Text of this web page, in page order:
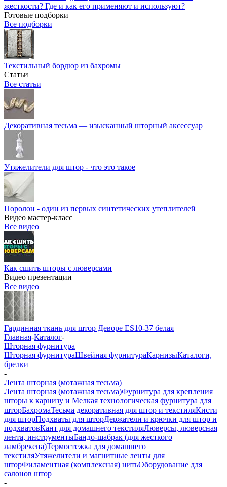
жесткости? Где и как его применяют и используют?
Готовые подборки
Все подборки
Текстильный бордюр из бахромы
Статьи
Все статьи
Декоративная тесьма — изысканный шторный аксессуар
Утяжелители для штор - что это такое
Поролон - один из первых синтетических утеплителей
Видео мастер-класс
Все видео
Как сшить шторы с люверсами
Видео презентации
Все видео
Гардинная ткань для штор Деворе ES10-37 белая
Главная-Каталог-
Шторная фурнитура
Шторная фурнитураШвейная фурнитураКарнизыКаталоги,
брелки
-
Лента шторная (мотажная тесьма)
Лента шторная (мотажная тесьма)Фурнитура для крепления
шторы к карнизу и Мелкая технологическая фурнитура для
шторБахромаТесьма декоративная для штор и текстиляКисти
для шторПодхваты для шторДержатели и крючки для штор и
подхватовКант для домашнего текстиляЛюверсы, люверсная
лента, инструментыБандо-шабрак (для жесткого
ламбрекена)Термостежка для домашнего
текстиляУтяжелители и магнитные ленты для
шторФиламентная (комплексная) нитьОборудование для
салонов штор
-